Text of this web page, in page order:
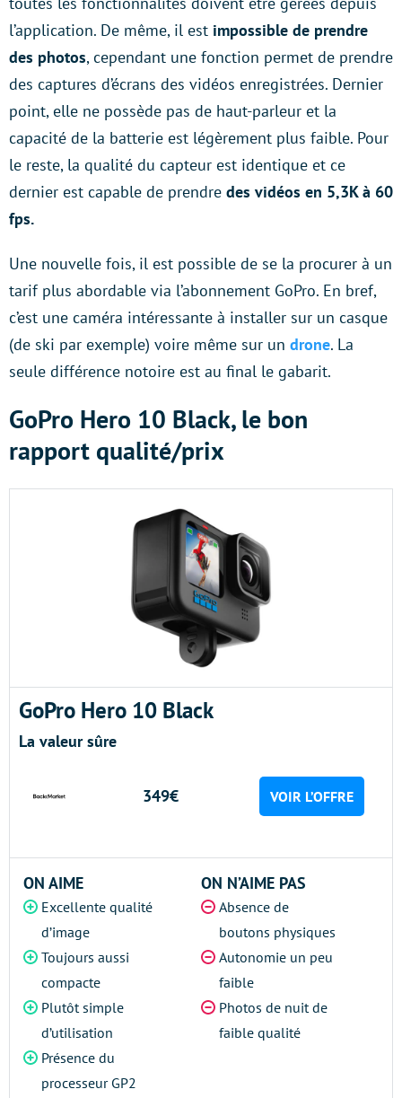
l’application. De même, il est impossible de prendre
des photos, cependant une fonction permet de prendre
des captures d’écrans des vidéos enregistrées. Dernier
point, elle ne possède pas de haut-parleur et la
capacité de la batterie est légèrement plus faible. Pour
le reste, la qualité du capteur est identique et ce
dernier est capable de prendre des vidéos en 5,3K à 60
fps.
Une nouvelle fois, il est possible de se la procurer à un
tarif plus abordable via l’abonnement GoPro. En bref,
c’est une caméra intéressante à installer sur un casque
(de ski par exemple) voire même sur un drone. La
seule différence notoire est au final le gabarit.
GoPro Hero 10 Black, le bon
rapport qualité/prix
GoPro Hero 10 Black
La valeur sûre
349€ VOIR L’OFFRE
ON AIME
Excellente qualité
d’image
Toujours aussi
compacte
Plutôt simple
d’utilisation
Présence du
processeur GP2
ON N’AIME PAS
Absence de
boutons physiques
Autonomie un peu
faible
Photos de nuit de
faible qualité